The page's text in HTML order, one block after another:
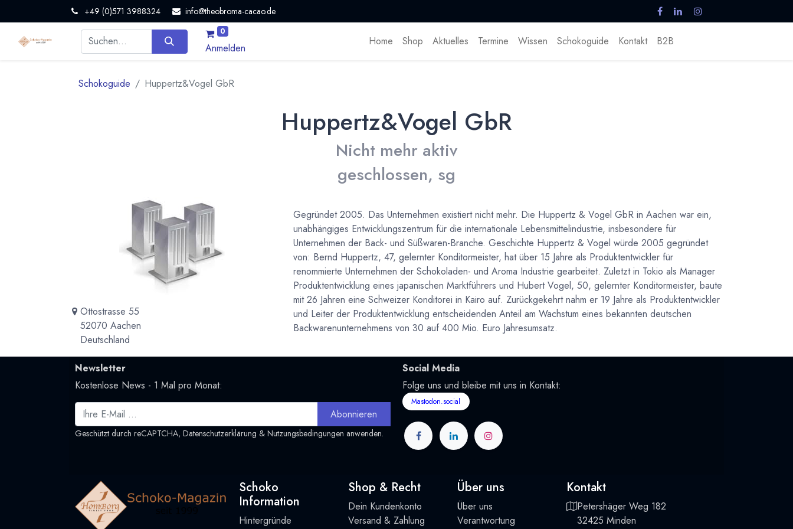
+49 (0)571 3988324 info@theobroma-cacao.de
0
Anmelden
Home Shop Aktuelles Termine Wissen Schokoguide Kontakt B2B
Schokoguide Huppertz&Vogel GbR
Huppertz&Vogel GbR
Nicht mehr aktiv
geschlossen, sg
Ottostrasse 55
52070 Aachen
Deutschland
Gegründet 2005. Das Unternehmen existiert nicht mehr. Die Huppertz & Vogel GbR in Aachen war ein,
unabhängiges Entwicklungszentrum für die internationale Lebensmittelindustrie, insbesondere für
Unternehmen der Back- und Süßwaren-Branche. Geschichte Huppertz & Vogel würde 2005 gegründet
von: Bernd Huppertz, 47, gelernter Konditormeister, hat über 15 Jahre als Produktentwickler für
renommierte Unternehmen der Schokoladen- und Aroma Industrie gearbeitet. Zuletzt in Tokio als Manager
Produktentwicklung eines japanischen Marktführers und Hubert Vogel, 50, gelernter Konditormeister, baute
mit 26 Jahren eine Schweizer Konditorei in Kairo auf. Zurückgekehrt nahm er 19 Jahre als Produktentwickler
und Leiter der Produktentwicklung entscheidenden Anteil am Wachstum eines bekannten deutschen
Backwarenunternehmens von 30 auf 400 Mio. Euro Jahresumsatz.
Newsletter
Kostenlose News - 1 Mal pro Monat:
Abonnieren
Geschützt durch reCAPTCHA, Datenschutzerklärung & Nutzungsbedingungen anwenden.
Social Media
Folge uns und bleibe mit uns in Kontakt:
Mastodon.social
Schoko
Information
Hintergründe
Shop & Recht
Dein Kundenkonto
Versand & Zahlung
Über uns
Über uns
Verantwortung
Kontakt
Petershäger Weg 182
32425 Minden